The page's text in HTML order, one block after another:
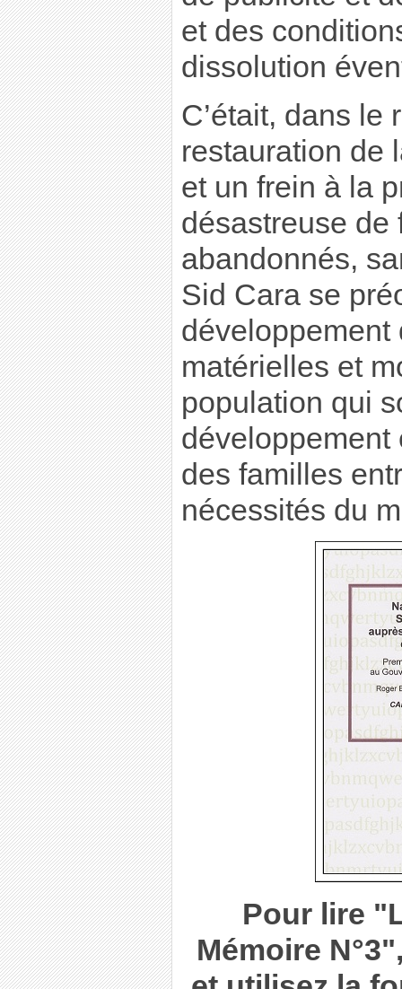
et des
dissolution
C’était, dans le
restauration de
et un frein à la
désastreuse de
abandonnés,
Sid Cara se
développement
matérielles et
population qui
développement
des familles
nécessités du
Pour lire
Mémoire